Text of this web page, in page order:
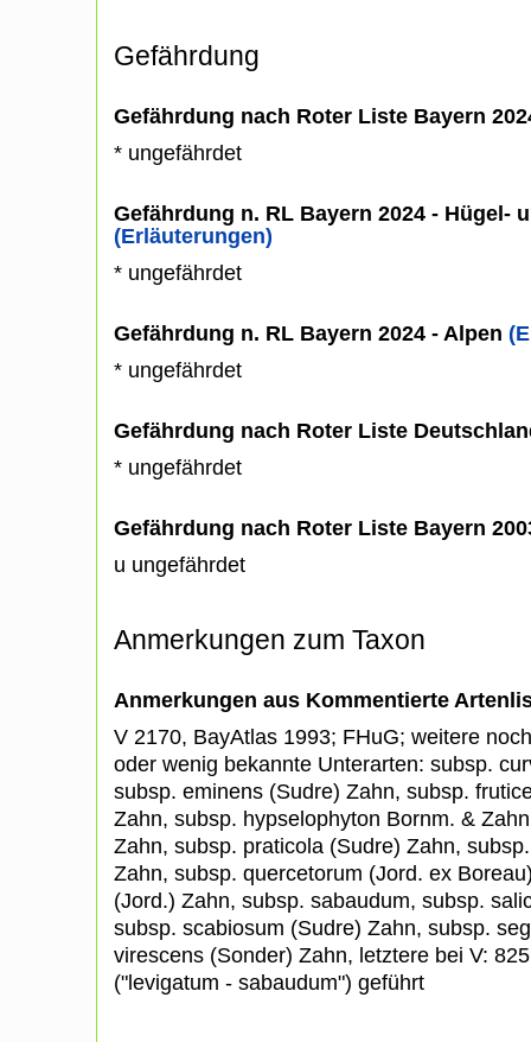
Gefährdung
Gefährdung nach Roter Liste Bayern
* ungefährdet
Gefährdung n. RL Bayern 2024 - Hügel-
(Erläuterungen)
* ungefährdet
Gefährdung n. RL Bayern 2024 - Alpen
* ungefährdet
Gefährdung nach Roter Liste
* ungefährdet
Gefährdung nach Roter Liste Bayern
u ungefährdet
Anmerkungen zum Taxon
Anmerkungen aus Kommentierte
V 2170, BayAtlas 1993; FHuG; weitere
oder wenig bekannte Unterarten: subsp.
subsp. eminens (Sudre) Zahn, subsp.
Zahn, subsp. hypselophyton Bornm. &
Zahn, subsp. praticola (Sudre) Zahn,
Zahn, subsp. quercetorum (Jord. ex
(Jord.) Zahn, subsp. sabaudum, subsp.
subsp. scabiosum (Sudre) Zahn, subsp.
virescens (Sonder) Zahn, letztere bei V:
("levigatum - sabaudum") geführt